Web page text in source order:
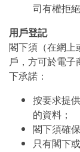
司有權拒
用戶登記
閣下須（在網上
戶，方可於電子
下承諾：
按要求提
的資料；
閣下須確
只有閣下